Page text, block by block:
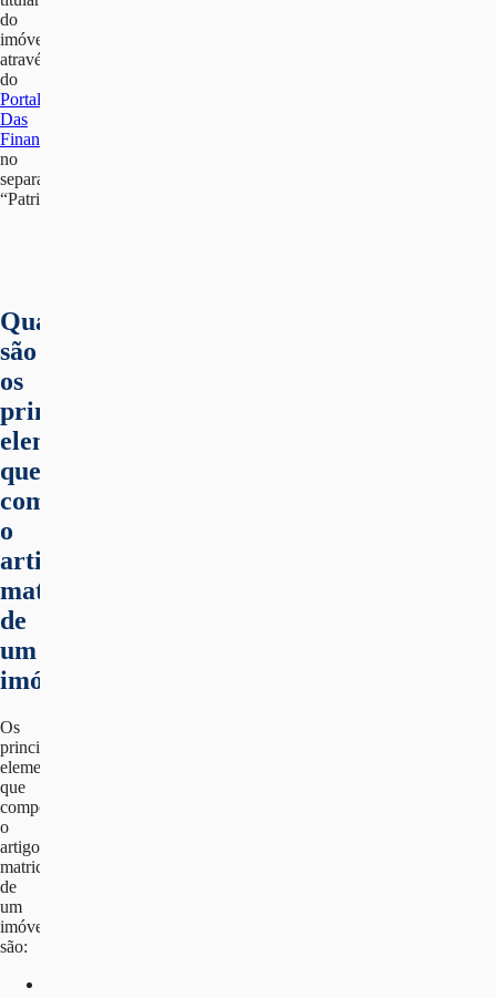
do
imóvel
através
do
Portal
Das
Finanças
no
separador
“Património”.
Quais
são
os
principais
elementos
que
compõem
o
artigo
matricial
de
um
imóvel?
Os
principais
elementos
que
compõem
o
artigo
matricial
de
um
imóvel
são: